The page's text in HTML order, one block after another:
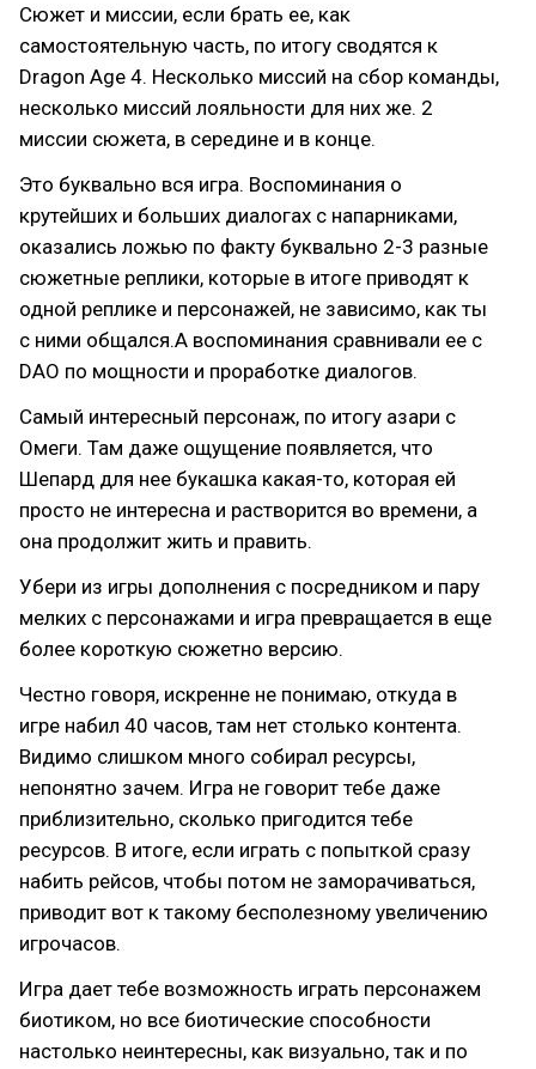
Сюжет и миссии, если брать ее, как
самостоятельную часть, по итогу сводятся к
Dragon Age 4. Несколько миссий на сбор команды,
несколько миссий лояльности для них же. 2
миссии сюжета, в середине и в конце.
Это буквально вся игра. Воспоминания о
крутейших и больших диалогах с напарниками,
оказались ложью по факту буквально 2-3 разные
сюжетные реплики, которые в итоге приводят к
одной реплике и персонажей, не зависимо, как ты
с ними общался.А воспоминания сравнивали ее с
DAO по мощности и проработке диалогов.
Самый интересный персонаж, по итогу азари с
Омеги. Там даже ощущение появляется, что
Шепард для нее букашка какая-то, которая ей
просто не интересна и растворится во времени, а
она продолжит жить и править.
Убери из игры дополнения с посредником и пару
мелких с персонажами и игра превращается в еще
более короткую сюжетно версию.
Честно говоря, искренне не понимаю, откуда в
игре набил 40 часов, там нет столько контента.
Видимо слишком много собирал ресурсы,
непонятно зачем. Игра не говорит тебе даже
приблизительно, сколько пригодится тебе
ресурсов. В итоге, если играть с попыткой сразу
набить рейсов, чтобы потом не заморачиваться,
приводит вот к такому бесполезному увеличению
игрочасов.
Игра дает тебе возможность играть персонажем
биотиком, но все биотические способности
настолько неинтересны, как визуально, так и по